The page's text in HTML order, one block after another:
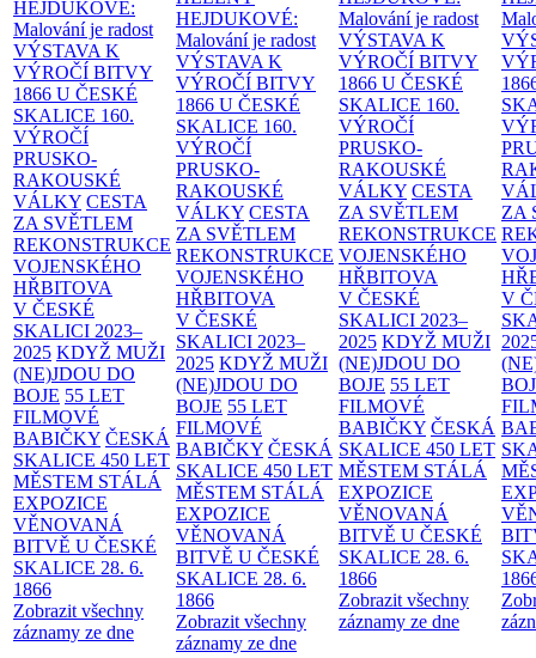
HEJDUKOVÉ:
Malování je radost
VÝSTAVA K
VÝROČÍ BITVY
1866 U ČESKÉ
SKALICE 160.
VÝROČÍ
PRUSKO-
RAKOUSKÉ
VÁLKY CESTA
ZA SVĚTLEM
REKONSTRUKCE
VOJENSKÉHO
HŘBITOVA
V ČESKÉ
SKALICI 2023–
2025 KDYŽ MUŽI
(NE)JDOU DO
BOJE 55 LET
FILMOVÉ
BABIČKY ČESKÁ
SKALICE 450 LET
MĚSTEM STÁLÁ
EXPOZICE
VĚNOVANÁ
BITVĚ U ČESKÉ
SKALICE 28. 6.
1866
Zobrazit všechny
záznamy ze dne
HEJDUKOVÉ:
Malování je radost
VÝSTAVA K
VÝROČÍ BITVY
1866 U ČESKÉ
SKALICE 160.
VÝROČÍ
PRUSKO-
RAKOUSKÉ
VÁLKY CESTA
ZA SVĚTLEM
REKONSTRUKCE
VOJENSKÉHO
HŘBITOVA
V ČESKÉ
SKALICI 2023–
2025 KDYŽ MUŽI
(NE)JDOU DO
BOJE 55 LET
FILMOVÉ
BABIČKY ČESKÁ
SKALICE 450 LET
MĚSTEM STÁLÁ
EXPOZICE
VĚNOVANÁ
BITVĚ U ČESKÉ
SKALICE 28. 6.
1866
Zobrazit všechny
záznamy ze dne
Malování je radost
VÝSTAVA K
VÝROČÍ BITVY
1866 U ČESKÉ
SKALICE 160.
VÝROČÍ
PRUSKO-
RAKOUSKÉ
VÁLKY CESTA
ZA SVĚTLEM
REKONSTRUKCE
VOJENSKÉHO
HŘBITOVA
V ČESKÉ
SKALICI 2023–
2025 KDYŽ MUŽI
(NE)JDOU DO
BOJE 55 LET
FILMOVÉ
BABIČKY ČESKÁ
SKALICE 450 LET
MĚSTEM STÁLÁ
EXPOZICE
VĚNOVANÁ
BITVĚ U ČESKÉ
SKALICE 28. 6.
1866
Zobrazit všechny
záznamy ze dne
ZA
V